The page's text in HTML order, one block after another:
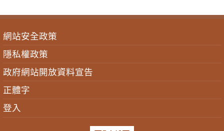
網站安全政策
隱私權政策
政府網站開放資料宣告
正體字
登入